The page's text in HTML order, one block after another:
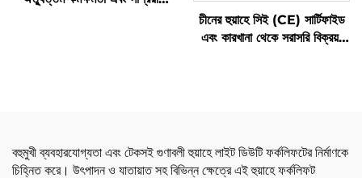
চীনের হুয়াহে সিই (CE) সার্টিফাইড
এবং কারখানা থেকে সরাসরি বিক্রয়:
বহুমুখী ব্যবহারযোগ্যতা এবং টেকসই গুণাবলী হুয়াহে লাইট ডিউটি ফর্কলিফটের নির্মাণকে
চিহ্নিত করে। উৎপাদন ও যাতায়াত সহ বিভিন্ন ক্ষেত্রে এই হুয়াহে ফর্কলিফট